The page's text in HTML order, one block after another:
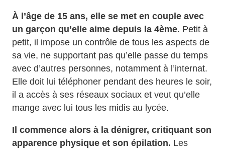
À l’âge de 15 ans, elle se met en couple avec
un garçon qu’elle aime depuis la 4ème. Petit à
petit, il impose un contrôle de tous les aspects de
sa vie, ne supportant pas qu’elle passe du temps
avec d’autres personnes, notamment à l’internat.
Elle doit lui téléphoner pendant des heures le soir,
il a accès à ses réseaux sociaux et veut qu’elle
mange avec lui tous les midis au lycée.
Il commence alors à la dénigrer, critiquant son
apparence physique et son épilation. Les